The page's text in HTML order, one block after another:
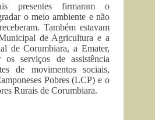
presentes firmaram o
o meio ambiente e não
Também estavam
de Agricultura e a
de Corumbiara, a Emater,
os serviços de assistência
de movimentos sociais,
Pobres (LCP) e o
Rurais de Corumbiara.